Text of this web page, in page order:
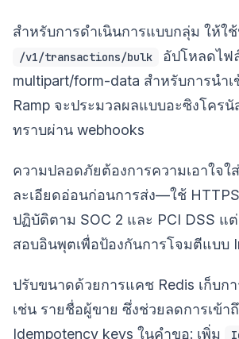
สำหรับการดำเนินการแบบกลุ่ม ให้ใ
/v1/transactions/bulk
อัปโหลดไฟ
multipart/form-data สำหรับการนำ
Ramp จะประมวลผลแบบอะซิงโคร
ทราบผ่าน webhooks
ความปลอดภัยต้องการความเอาใจใ
ละเอียดอ่อนก่อนการส่ง—ใช้
ปฏิบัติตาม SOC 2 และ PCI DSS แ
สอบอินพุตเพื่อป้องกันการโจมตีแบบ
ปรับขนาดด้วยการแคช Redis เก็บก
เช่น รายชื่อผู้ขาย ซึ่งช่วยลดการเข้า
Idempotency keys ในคำขอ: เพิ่ม